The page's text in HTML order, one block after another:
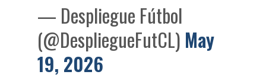
— Despliegue Fútbol
(@DespliegueFutCL) May
19, 2026